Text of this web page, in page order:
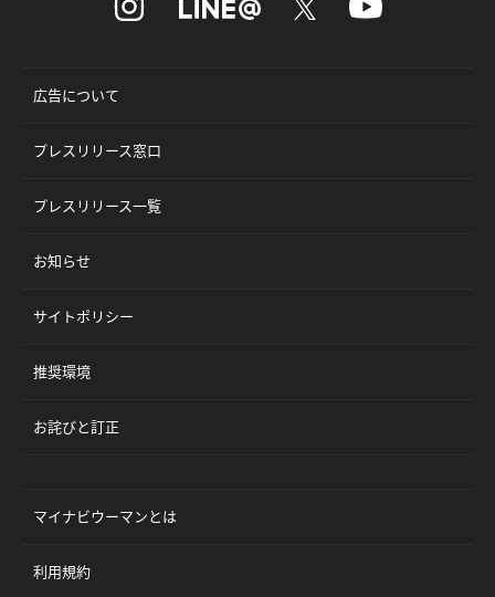
広告について
プレスリリース窓口
プレスリリース一覧
お知らせ
サイトポリシー
推奨環境
お詫びと訂正
マイナビウーマンとは
利用規約